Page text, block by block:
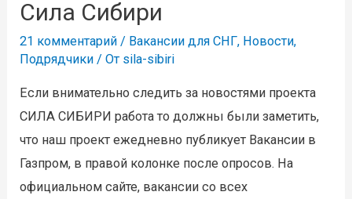
Сила Сибири
21 комментарий / Вакансии для СНГ, Новости,
Подрядчики / От sila-sibiri
Если внимательно следить за новостями проекта
СИЛА СИБИРИ работа то должны были заметить,
что наш проект ежедневно публикует Вакансии в
Газпром, в правой колонке после опросов. На
официальном сайте, вакансии со всех